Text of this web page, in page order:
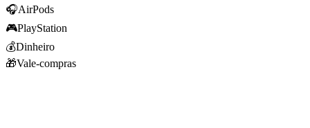
🎧AirPods
🎮PlayStation
💰Dinheiro
🎁Vale-compras